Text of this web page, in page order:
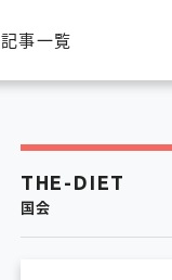
記事一覧
THE-DIET
国会